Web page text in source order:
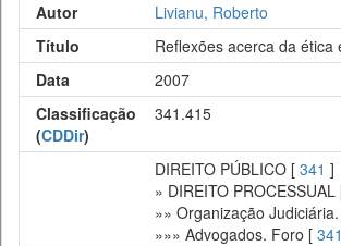
Autor
Livianu, Roberto
Título
Reflexões acerca da
Data
2007
Classificação
(CDDir)
341.415
DIREITO PÚBLICO [ 341 ]
» DIREITO PROCESSUAL
»» Organização
»»» Advogados. Foro [